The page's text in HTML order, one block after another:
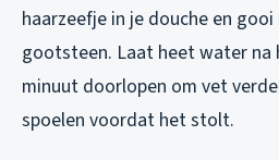
haarzeefje in je douche en
gootsteen. Laat heet water na
minuut doorlopen om vet
spoelen voordat het stolt.